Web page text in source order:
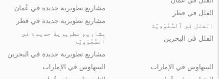
الفلل في قطر
الفلل في ٱلسُّعُوْدِيَّة
الفلل في البحرين
مشاريع تطويرية جديدة في عُمان
مشاريع تطويرية جديدة في قطر
مشاريع تطويرية جديدة في
ٱلسُّعُوْدِيَّة
مشاريع تطويرية جديدة في البحرين
البنتهاوس في الإمارات
البنتهاوس في الإمارات